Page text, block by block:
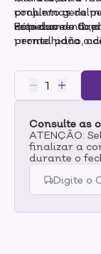
conjunto
Rápidos e o
problemas de
ressecamento,
pronta para o
Este duo de
vermelhidão,
hidratação
Consulte as
ATENÇÃO:
finalizar a
durante o